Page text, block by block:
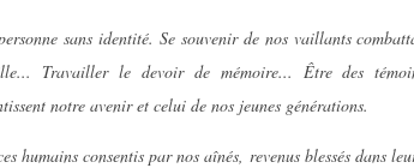
sans identité. Se souvenir de nos vaillants
Travailler le devoir de mémoire... Être des
notre avenir et celui de nos jeunes générations.
humains consentis par nos aînés, revenus blessés dans